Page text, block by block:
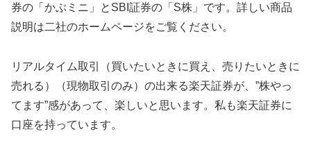
券の「かぶミニ」とSBI証券の「S株」です。詳しい商品
説明は二社のホームページをご覧ください。
リアルタイム取引（買いたいときに買え、売りたいときに
売れる）（現物取引のみ）の出来る楽天証券が、”株やっ
てます”感があって、楽しいと思います。私も楽天証券に
口座を持っています。